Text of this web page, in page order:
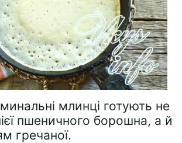
млинці готують не
пшеничного борошна, а й
гречаної.